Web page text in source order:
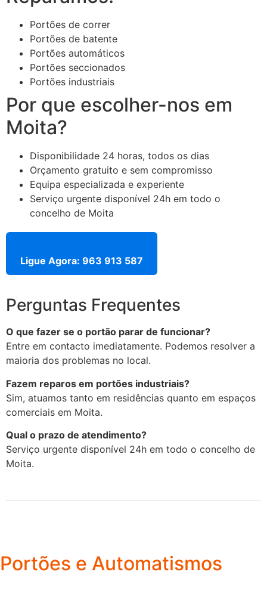
Portões de correr
Portões de batente
Portões automáticos
Portões seccionados
Portões industriais
Por que escolher-nos em
Moita?
Disponibilidade 24 horas, todos os dias
Orçamento gratuito e sem compromisso
Equipa especializada e experiente
Serviço urgente disponível 24h em todo o
concelho de Moita
Ligue Agora: 963 913 587
Perguntas Frequentes
O que fazer se o portão parar de funcionar?
Entre em contacto imediatamente. Podemos resolver a
maioria dos problemas no local.
Fazem reparos em portões industriais?
Sim, atuamos tanto em residências quanto em espaços
comerciais em Moita.
Qual o prazo de atendimento?
Serviço urgente disponível 24h em todo o concelho de
Moita.
Portões e Automatismos